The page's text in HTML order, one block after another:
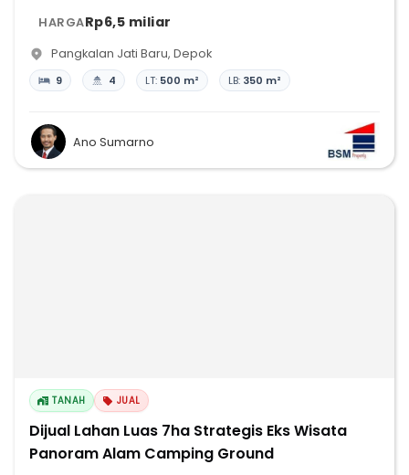
HARGARp6,5 miliar
Pangkalan Jati Baru, Depok
9 4 LT: 500 m² LB: 350 m²
Ano Sumarno
TANAH JUAL
Dijual Lahan Luas 7ha Strategis Eks Wisata
Panoram Alam Camping Ground